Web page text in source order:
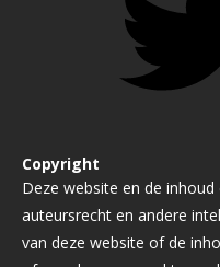
Copyright
Deze website en de
auteursrecht en andere
van deze website of de